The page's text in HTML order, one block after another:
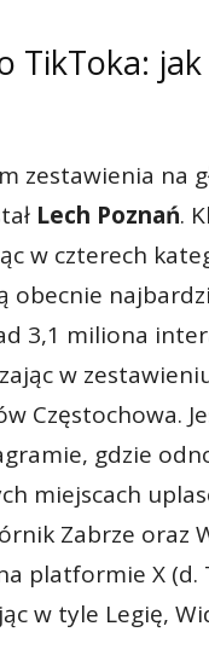
TikToka:
zestawienia na
Lech Poznań.
w czterech
obecnie
3,1 miliona
w
Częstochowa.
gdzie
miejscach
Zabrze
platformie X
w tyle Legię,